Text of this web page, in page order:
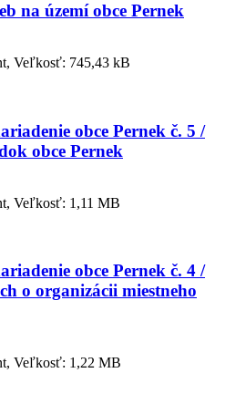
na území obce Pernek
Veľkosť: 745,43 kB
obce Pernek č. 5 /
obce Pernek
Veľkosť: 1,11 MB
obce Pernek č. 4 /
o organizácii miestneho
Veľkosť: 1,22 MB